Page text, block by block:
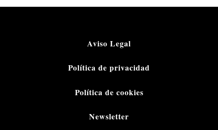
Aviso Legal
Política de privacidad
Política de cookies
Newsletter